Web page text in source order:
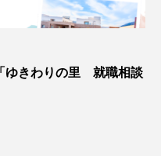
ゆきわりの里 就職相談